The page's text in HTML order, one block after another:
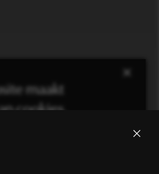
×
maakt
cookies.
om inhoud en